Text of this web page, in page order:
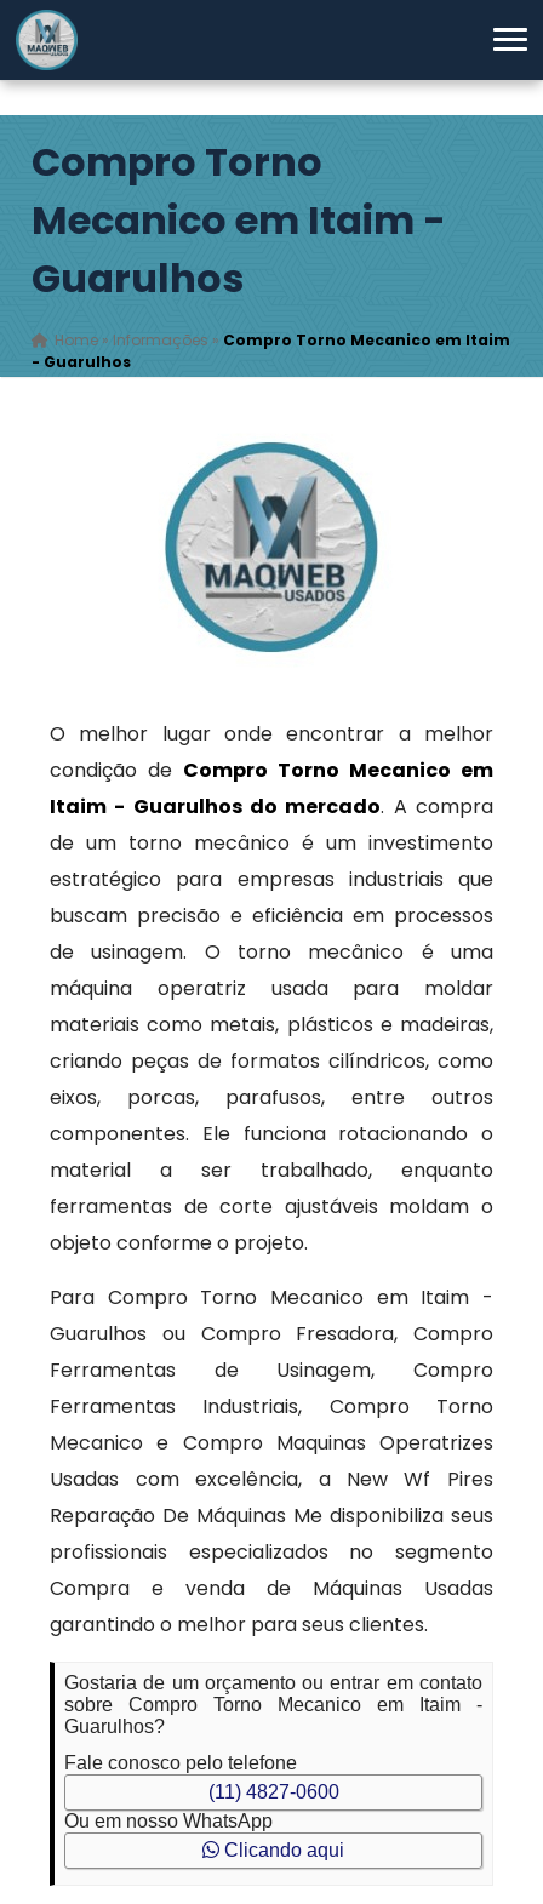
Compro Torno
Mecanico em Itaim -
Guarulhos
Home » Informações » Compro Torno Mecanico em Itaim
- Guarulhos
O melhor lugar onde encontrar a melhor
condição de Compro Torno Mecanico em
Itaim - Guarulhos do mercado. A compra
de um torno mecânico é um investimento
estratégico para empresas industriais que
buscam precisão e eficiência em processos
de usinagem. O torno mecânico é uma
máquina operatriz usada para moldar
materiais como metais, plásticos e madeiras,
criando peças de formatos cilíndricos, como
eixos, porcas, parafusos, entre outros
componentes. Ele funciona rotacionando o
material a ser trabalhado, enquanto
ferramentas de corte ajustáveis moldam o
objeto conforme o projeto.
Para Compro Torno Mecanico em Itaim -
Guarulhos ou Compro Fresadora, Compro
Ferramentas de Usinagem, Compro
Ferramentas Industriais, Compro Torno
Mecanico e Compro Maquinas Operatrizes
Usadas com excelência, a New Wf Pires
Reparação De Máquinas Me disponibiliza seus
profissionais especializados no segmento
Compra e venda de Máquinas Usadas
garantindo o melhor para seus clientes.
Gostaria de um orçamento ou entrar em contato
sobre Compro Torno Mecanico em Itaim -
Guarulhos?
Fale conosco pelo telefone
(11) 4827-0600
Ou em nosso WhatsApp
Clicando aqui